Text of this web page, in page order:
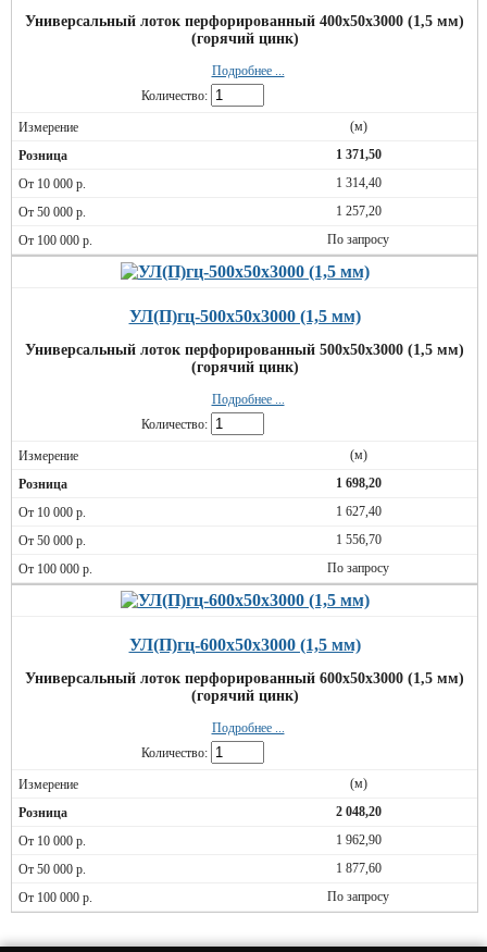
Универсальный лоток перфорированный 400х50х3000 (1,5 мм)
(горячий цинк)
Подробнее ...
Количество:
(м)
1 371,50
1 314,40
1 257,20
По запросу
УЛ(П)гц-500х50х3000 (1,5 мм)
Универсальный лоток перфорированный 500х50х3000 (1,5 мм)
(горячий цинк)
Подробнее ...
Количество:
(м)
1 698,20
1 627,40
1 556,70
По запросу
УЛ(П)гц-600х50х3000 (1,5 мм)
Универсальный лоток перфорированный 600х50х3000 (1,5 мм)
(горячий цинк)
Подробнее ...
Количество:
(м)
2 048,20
1 962,90
1 877,60
По запросу